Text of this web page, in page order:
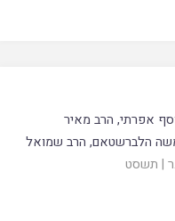
אפרתי, הרב מאיר
הלברשטאם, הרב שמואל
| תשסט